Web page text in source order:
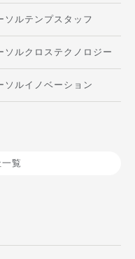
ソルテンプスタッフ
ソルクロステクノロジー
ソルイノベーション
覧